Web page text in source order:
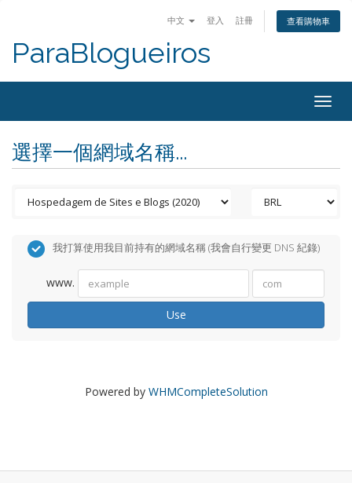
中文 登入 註冊 查看購物車
ParaBlogueiros
選擇一個網域名稱...
我打算使用我目前持有的網域名稱 (我會自行變更 DNS 紀錄)
www.
Use
Powered by WHMCompleteSolution